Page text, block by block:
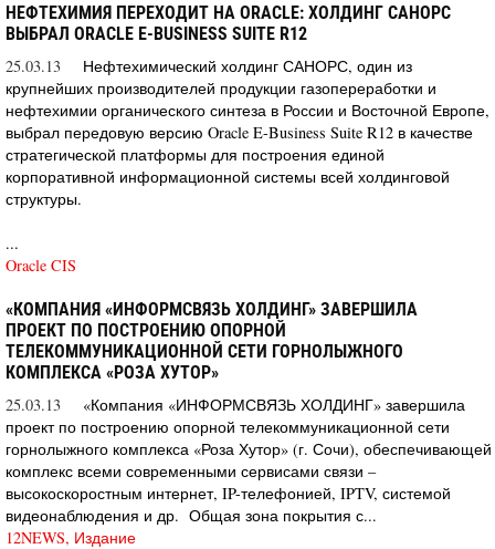
НЕФТЕХИМИЯ ПЕРЕХОДИТ НА ORACLE: ХОЛДИНГ САНОРС
ВЫБРАЛ ORACLE E-BUSINESS SUITE R12
25.03.13
Нефтехимический холдинг САНОРС, один из
крупнейших производителей продукции газопереработки и
нефтехимии органического синтеза в России и Восточной Европе,
выбрал передовую версию Oracle E-Business Suite R12 в качестве
стратегической платформы для построения единой
корпоративной информационной системы всей холдинговой
структуры.
...
Oracle CIS
«КОМПАНИЯ «ИНФОРМСВЯЗЬ ХОЛДИНГ» ЗАВЕРШИЛА
ПРОЕКТ ПО ПОСТРОЕНИЮ ОПОРНОЙ
ТЕЛЕКОММУНИКАЦИОННОЙ СЕТИ ГОРНОЛЫЖНОГО
КОМПЛЕКСА «РОЗА ХУТОР»
25.03.13
«Компания «ИНФОРМСВЯЗЬ ХОЛДИНГ» завершила
проект по построению опорной телекоммуникационной сети
горнолыжного комплекса «Роза Хутор» (г. Сочи), обеспечивающей
комплекс всеми современными сервисами связи –
высокоскоростным интернет, IP-телефонией, IPTV, системой
видеонаблюдения и др. Общая зона покрытия с...
12NEWS, Издание